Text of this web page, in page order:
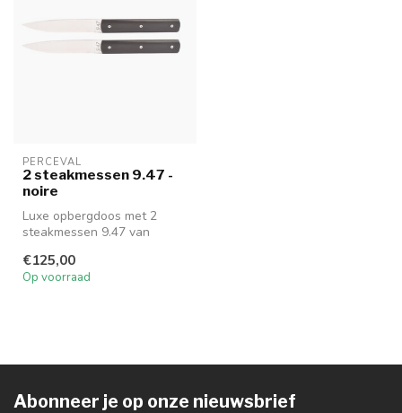
PERCEVAL
2 steakmessen 9.47 -
noire
Luxe opbergdoos met 2
steakmessen 9.47 van
(hoogwaardig polyme...
€125,00
Op voorraad
Abonneer je op onze nieuwsbrief